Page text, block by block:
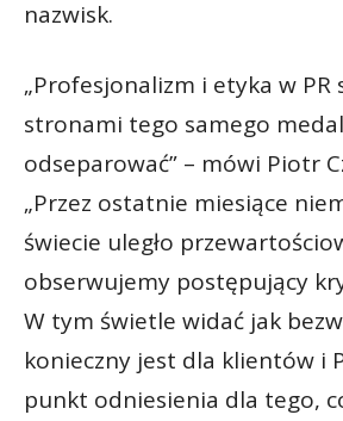
nazwisk.
„Profesjonalizm i etyka w PR
stronami tego samego
odseparować” – mówi Piotr
„Przez ostatnie miesiące
świecie uległo
obserwujemy postępujący
W tym świetle widać jak
konieczny jest dla klientów i
punkt odniesienia dla tego,